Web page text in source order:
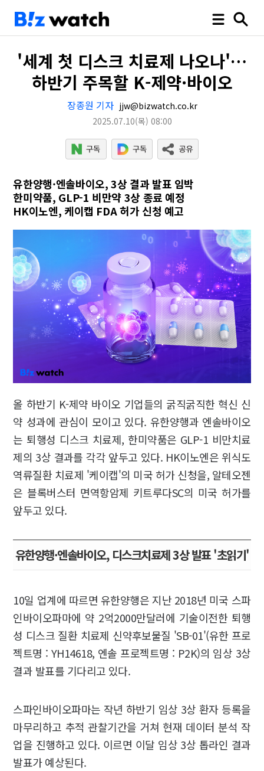
'세계 첫 디스크 치료제 나오나'…
하반기 주목할 K-제약·바이오
장종원 기자 jjw@bizwatch.co.kr
2025.07.10(목) 08:00
유한양행·엔솔바이오, 3상 결과 발표 임박
한미약품, GLP-1 비만약 3상 종료 예정
HK이노엔, 케이캡 FDA 허가 신청 예고
올 하반기 K-제약 바이오 기업들의 굵직굵직한 혁신 신
약 성과에 관심이 모이고 있다. 유한양행과 엔솔바이오
는 퇴행성 디스크 치료제, 한미약품은 GLP-1 비만치료
제의 3상 결과를 각각 앞두고 있다. HK이노엔은 위식도
역류질환 치료제 '케이캡'의 미국 허가 신청을, 알테오젠
은 블록버스터 면역항암제 키트루다SC의 미국 허가를
앞두고 있다.
유한양행·엔솔바이오, 디스크치료제 3상 발표 '초읽기'
10일 업계에 따르면 유한양행은 지난 2018년 미국 스파
인바이오파마에 약 2억2000만달러에 기술이전한 퇴행
성 디스크 질환 치료제 신약후보물질 'SB-01'(유한 프로
젝트명 : YH14618, 엔솔 프로젝트명 : P2K)의 임상 3상
결과 발표를 기다리고 있다.
스파인바이오파마는 작년 하반기 임상 3상 환자 등록을
마무리하고 추적 관찰기간을 거쳐 현재 데이터 분석 작
업을 진행하고 있다. 이르면 이달 임상 3상 톱라인 결과
발표가 예상된다.